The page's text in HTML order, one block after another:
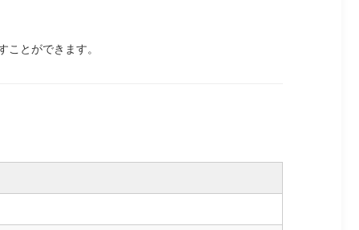
とができます。